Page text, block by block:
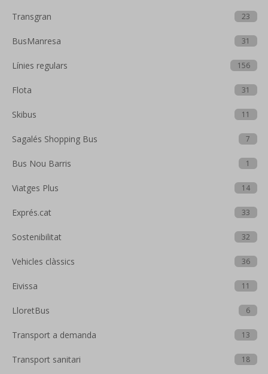
Transgran 23
BusManresa 31
Línies regulars 156
Flota 31
Skibus 11
Sagalés Shopping Bus 7
Bus Nou Barris 1
Viatges Plus 14
Exprés.cat 33
Sostenibilitat 32
Vehicles clàssics 36
Eivissa 11
LloretBus 6
Transport a demanda 13
Transport sanitari 18